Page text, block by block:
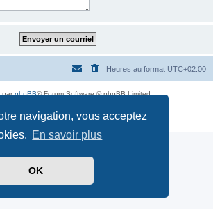
navigation, vous acceptez
En savoir plus
OK
Heures au format UTC+02:00
parphpBB® Forum Software © phpBB Limited
Confidentialité| Conditions